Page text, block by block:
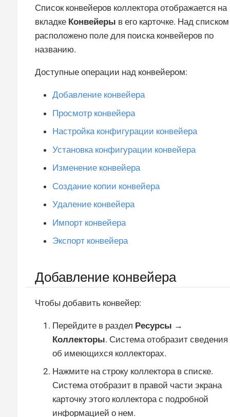
Список конвейеров коллектора отображается на
вкладке Конвейеры в его карточке. Над списком
расположено поле для поиска конвейеров по
названию.
Доступные операции над конвейером:
Добавление конвейера
Просмотр конвейера
Настройка конфигурации конвейера
Установка конфигурации конвейера
Изменение конвейера
Создание копии конвейера
Удаление конвейера
Импорт конвейера
Экспорт конвейера
Добавление конвейера
Чтобы добавить конвейер:
Перейдите в раздел Ресурсы →
Коллекторы. Система отобразит сведения
об имеющихся коллекторах.
Нажмите на строку коллектора в списке.
Система отобразит в правой части экрана
карточку этого коллектора с подробной
информацией о нем.